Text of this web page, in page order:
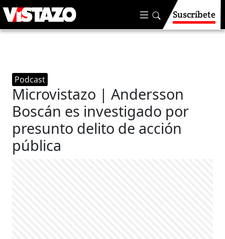
Suscríbete
Podcast
Microvistazo | Andersson
Boscán es investigado por
presunto delito de acción
pública